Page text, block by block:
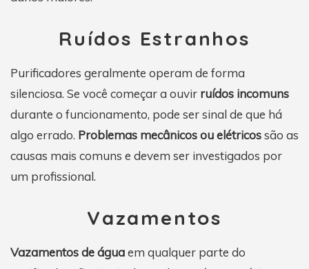
Ruídos Estranhos
Purificadores geralmente operam de forma
silenciosa. Se você começar a ouvir ruídos incomuns
durante o funcionamento, pode ser sinal de que há
algo errado. Problemas mecânicos ou elétricossão as
causas mais comuns e devem ser investigados por
um profissional.
Vazamentos
Vazamentos de águaem qualquer parte do